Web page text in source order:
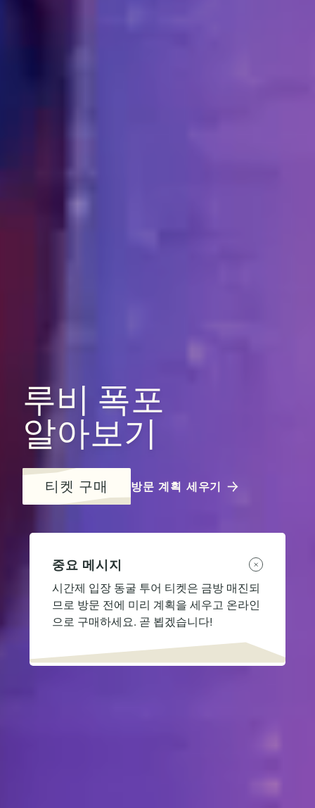
루비 폭포
알아보기
티켓 구매 방문 계획 세우기
중요 메시지
시간제 입장 동굴 투어 티켓은 금방 매진되
므로 방문 전에 미리 계획을 세우고 온라인
으로 구매하세요. 곧 뵙겠습니다!